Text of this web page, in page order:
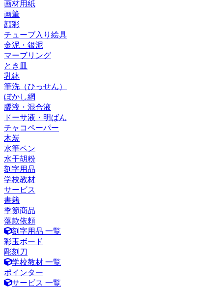
画材用紙
画筆
顔彩
チューブ入り絵具
金泥・銀泥
マーブリング
とき皿
乳鉢
筆洗（ひっせん）
ぼかし網
膠液・混合液
ドーサ液・明ばん
チャコペーパー
木炭
水筆ペン
水干胡粉
刻字用品
学校教材
サービス
書籍
季節商品
落款依頼
刻字用品 一覧
彩玉ボード
彫刻刀
学校教材 一覧
ポインター
サービス 一覧